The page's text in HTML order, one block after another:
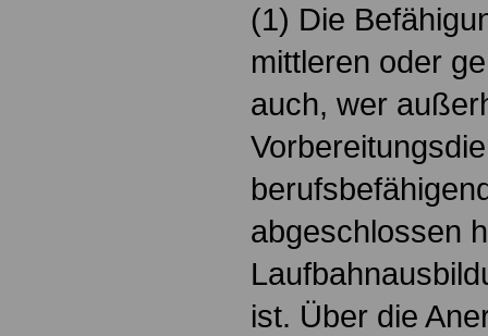
(1) Die
mittleren oder
auch, wer
abgeschlossen
ist. Über die